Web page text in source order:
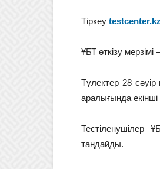
Тіркеу testcenter.kz
ҰБТ өткізу
Түлектер 28
аралығында екінші
Тестіленушілер
таңдайды.